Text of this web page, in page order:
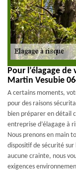
Pour l’élagage
Martin Vesubie
A certains moments,
pour des raisons
bien préparer en détail
entreprise d’élagage à
Nous prenons en main
dispositif de sécurité
aucune crainte, nous
exigences